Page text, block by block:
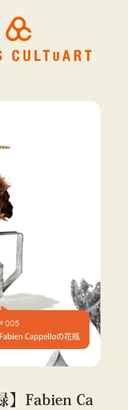
着
MANGART
ャラリー
シャツ
トフェア #アイドル
ー
#デザイン
#ビームス ジャパン
ンガ
#モノ・カルチャ
#抽選販売 #漫画
】Fabien Ca